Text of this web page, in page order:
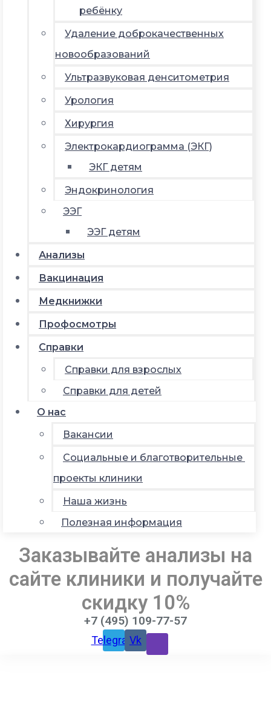
ребёнку
Удаление доброкачественных
новообразований
Ультразвуковая денситометрия
Урология
Хирургия
Электрокардиограмма (ЭКГ)
ЭКГ детям
Эндокринология
ЭЭГ
ЭЭГ детям
Анализы
Вакцинация
Медкнижки
Профосмотры
Справки
Справки для взрослых
Справки для детей
О нас
Вакансии
Социальные и благотворительные
проекты клиники
Наша жизнь
Полезная информация
Заказывайте анализы на
сайте клиники и получайте
скидку 10%
+7 (495) 109-77-57
TelegramVk